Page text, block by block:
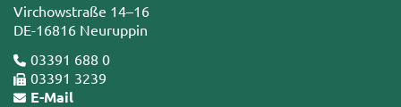
Virchowstraße 14–16
DE-16816 Neuruppin
03391 688 0
03391 3239
E-Mail